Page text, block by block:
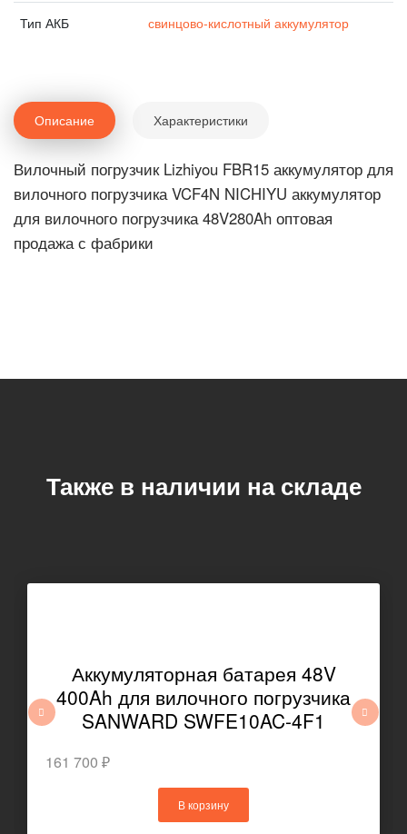
Тип АКБ свинцово-кислотный аккумулятор
Описание Характеристики
Вилочный погрузчик Lizhiyou FBR15 аккумулятор для
вилочного погрузчика VCF4N NICHIYU аккумулятор
для вилочного погрузчика 48V280Ah оптовая
продажа с фабрики
Также в наличии на складе
Аккумуляторная батарея 48V
400Ah для вилочного погрузчика
SANWARD SWFE10AC-4F1
161 700 ₽
В корзину